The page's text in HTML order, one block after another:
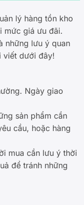
lý hàng tồn kho
mức giá ưu đãi.
những lưu ý quan
viết dưới đây!
Ngày giao
sản phẩm cần
cầu, hoặc hàng
mua cần lưu ý thời
để tránh những